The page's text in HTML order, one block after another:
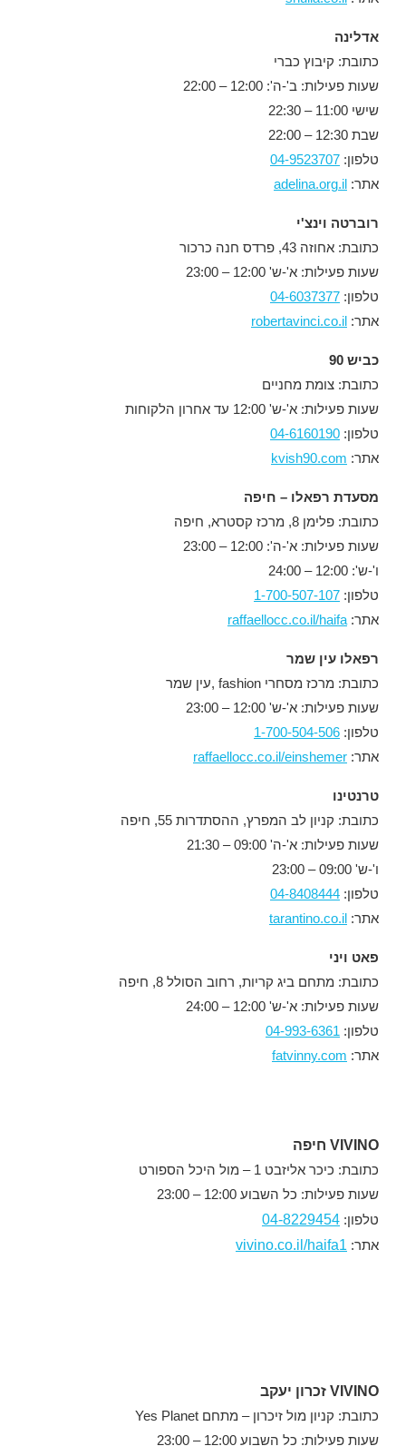
אדלינה
כתובת: קיבוץ כברי
שעות פעילות: ב'-ה': 12:00 – 22:00
שישי 11:00 – 22:30
שבת 12:30 – 22:00
טלפון: 04-9523707
אתר: adelina.org.il
רוברטה וינצ'י
כתובת: אחוזה 43, פרדס חנה כרכור
שעות פעילות: א'-ש' 12:00 – 23:00
טלפון: 04-6037377
אתר: robertavinci.co.il
כביש 90
כתובת: צומת מחניים
שעות פעילות: א'-ש' 12:00 עד אחרון הלקוחות
טלפון: 04-6160190
אתר: kvish90.com
מסעדת רפאלו – חיפה
כתובת: פלימן 8, מרכז קסטרא, חיפה
שעות פעילות: א'-ה': 12:00 – 23:00
ו'-ש': 12:00 – 24:00
טלפון: 1-700-507-107
אתר: raffaellocc.co.il/haifa
רפאלו עין שמר
כתובת: מרכז מסחרי fashion ,עין שמר
שעות פעילות: א'-ש' 12:00 – 23:00
טלפון: 1-700-504-506
אתר: raffaellocc.co.il/einshemer
טרנטינו
כתובת: קניון לב המפרץ, ההסתדרות 55, חיפה
שעות פעילות: א'-ה' 09:00 – 21:30
ו'-ש' 09:00 – 23:00
טלפון: 04-8408444
אתר: tarantino.co.il
פאט ויני
כתובת: מתחם ביג קריות, רחוב הסולל 8, חיפה
שעות פעילות: א'-ש' 12:00 – 24:00
טלפון: 04-993-6361
אתר: fatvinny.com
VIVINO חיפה
כתובת: כיכר אליזבט 1 – מול היכל הספורט
שעות פעילות: כל השבוע 12:00 – 23:00
טלפון: 04-8229454
אתר: vivino.co.il/haifa1
VIVINO זכרון יעקב
כתובת: קניון מול זיכרון – מתחם Yes Planet
שעות פעילות: כל השבוע 12:00 – 23:00